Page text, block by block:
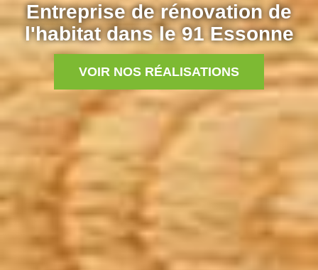
Entreprise de rénovation de
l'habitat dans le 91 Essonne
VOIR NOS RÉALISATIONS